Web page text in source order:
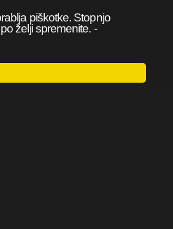
piškotke. Stopnjo
želji spremenite. -